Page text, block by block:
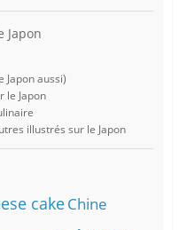
Japon
Japon aussi)
le Japon
illustrés sur le Japon
cakeChine